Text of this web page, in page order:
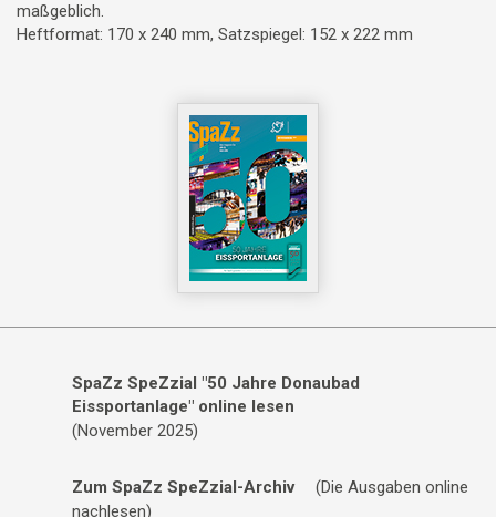
maßgeblich.
Heftformat: 170 x 240 mm, Satzspiegel: 152 x 222 mm
SpaZz SpeZzial "50 Jahre Donaubad
Eissportanlage" online lesen
(November 2025)
Zum SpaZz SpeZzial-Archiv
(Die Ausgaben online
nachlesen)